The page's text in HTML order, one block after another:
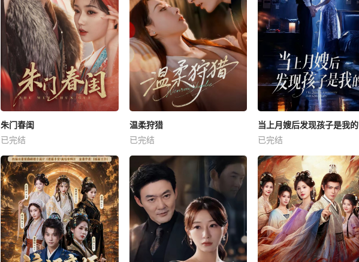
朱门春闺
已完结
温柔狩猎
已完结
当上月嫂后发现孩子是我的
已完结